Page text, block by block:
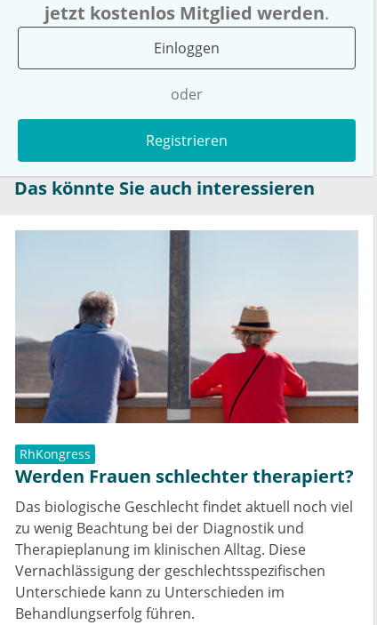
jetzt kostenlos Mitglied werden.
Einloggen
oder
Registrieren
Das könnte Sie auch interessieren
RhKongress
Werden Frauen schlechter therapiert?
Das biologische Geschlecht findet aktuell noch viel
zu wenig Beachtung bei der Diagnostik und
Therapieplanung im klinischen Alltag. Diese
Vernachlässigung der geschlechtsspezifischen
Unterschiede kann zu Unterschieden im
Behandlungserfolg führen.